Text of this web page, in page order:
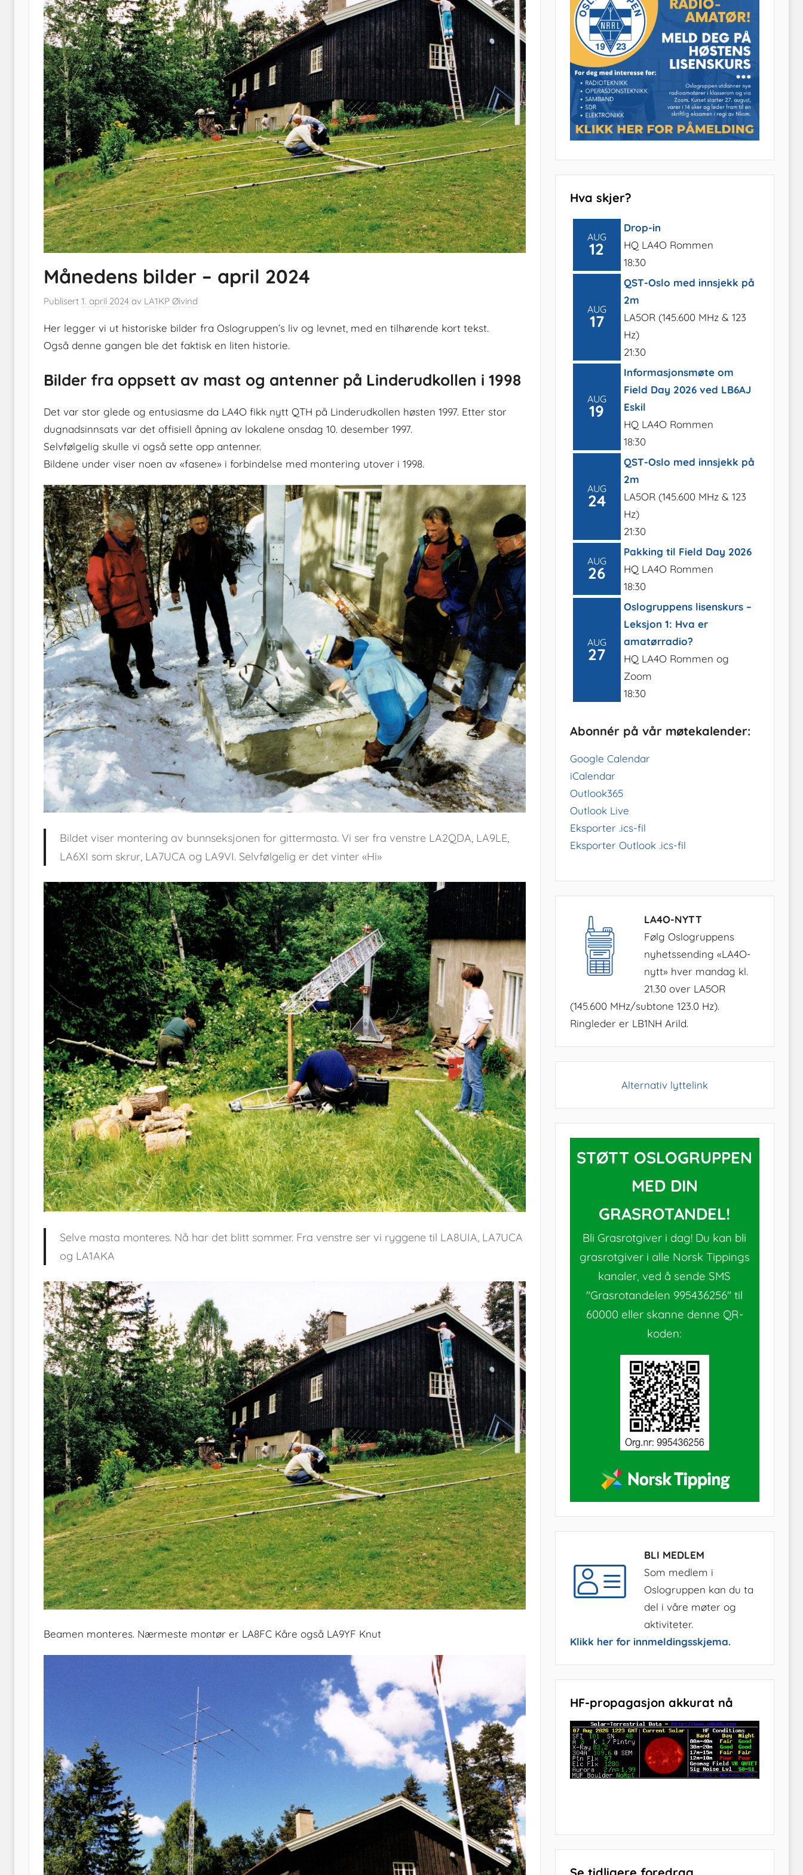
Månedens bilder – april 2024
Publisert 1. april 2024 av LA1KP Øivind
Her legger vi ut historiske bilder fra Oslogruppen’s liv og levnet, med en tilhørende kort tekst.
Også denne gangen ble det faktisk en liten historie.
Bilder fra oppsett av mast og antenner på Linderudkollen i 1998
Det var stor glede og entusiasme da LA4O fikk nytt QTH på Linderudkollen høsten 1997. Etter stor
dugnadsinnsats var det offisiell åpning av lokalene onsdag 10. desember 1997.
Selvfølgelig skulle vi også sette opp antenner.
Bildene under viser noen av «fasene» i forbindelse med montering utover i 1998.
Bildet viser montering av bunnseksjonen for gittermasta. Vi ser fra venstre LA2QDA, LA9LE,
LA6XI som skrur, LA7UCA og LA9VI. Selvfølgelig er det vinter «Hi»
Selve masta monteres. Nå har det blitt sommer. Fra venstre ser vi ryggene til LA8UIA, LA7UCA
og LA1AKA
Beamen monteres. Nærmeste montør er LA8FC Kåre også LA9YF Knut
Hva skjer?
AUG
12
Drop-in
HQ LA4O Rommen
18:30
AUG
17
QST-Oslo med innsjekk på
2m
LA5OR (145.600 MHz & 123
Hz)
21:30
AUG
19
Informasjonsmøte om
Field Day 2026 ved LB6AJ
Eskil
HQ LA4O Rommen
18:30
AUG
24
QST-Oslo med innsjekk på
2m
LA5OR (145.600 MHz & 123
Hz)
21:30
AUG
26
Pakking til Field Day 2026
HQ LA4O Rommen
18:30
AUG
27
Oslogruppens lisenskurs –
Leksjon 1: Hva er
amatørradio?
HQ LA4O Rommen og
Zoom
18:30
Abonnér på vår møtekalender:
Google Calendar
iCalendar
Outlook365
Outlook Live
Eksporter .ics-fil
Eksporter Outlook .ics-fil
LA4O-NYTT
Følg Oslogruppens
nyhetssending «LA4O-
nytt» hver mandag kl.
21.30 over LA5OR
(145.600 MHz/subtone 123.0 Hz).
Ringleder er LB1NH Arild.
Alternativ lyttelink
STØTT OSLOGRUPPEN
MED DIN
GRASROTANDEL!
Bli Grasrotgiver i dag! Du kan bli
grasrotgiver i alle Norsk Tippings
kanaler, ved å sende SMS
"Grasrotandelen 995436256" til
60000 eller skanne denne QR-
koden:
BLI MEDLEM
Som medlem i
Oslogruppen kan du ta
del i våre møter og
aktiviteter.
Klikk her for innmeldingsskjema.
HF-propagasjon akkurat nå